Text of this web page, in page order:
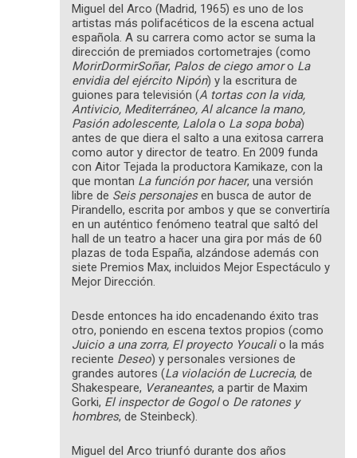
Miguel del Arco (Madrid, 1965) es uno de los
artistas más polifacéticos de la escena actual
española. A su carrera como actor se suma la
dirección de premiados cortometrajes (como
MorirDormirSoñar, Palos de ciego amoro La
envidia del ejército Nipón) y la escritura de
guiones para televisión (A tortas con la vida,
Antivicio, Mediterráneo, Al alcance la mano,
Pasión adolescente, Lalolao La sopa boba)
antes de que diera el salto a una exitosa carrera
como autor y director de teatro. En 2009 funda
con Aitor Tejada la productora Kamikaze, con la
que montan La función por hacer, una versión
libre de Seis personajesen busca de autor de
Pirandello, escrita por ambos y que se convertiría
en un auténtico fenómeno teatral que saltó del
hall de un teatro a hacer una gira por más de 60
plazas de toda España, alzándose además con
siete Premios Max, incluidos Mejor Espectáculo y
Mejor Dirección.
Desde entonces ha ido encadenando éxito tras
otro, poniendo en escena textos propios (como
Juicio a una zorra, El proyecto Youcalio la más
reciente Deseo) y personales versiones de
grandes autores (La violación de Lucrecia, de
Shakespeare, Veraneantes, a partir de Maxim
Gorki, El inspector de Gogolo De ratones y
hombres, de Steinbeck).
Miguel del Arco triunfó durante dos años